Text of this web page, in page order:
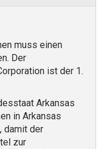
muss einen
Der
ist der 1.
Arkansas
in Arkansas
damit der
zur